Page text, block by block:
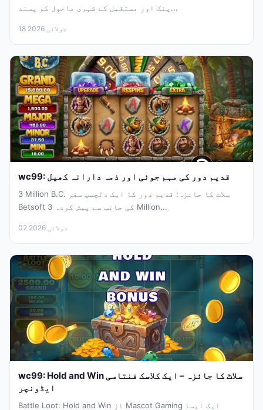
پنک اور مستقبل کے شہری ماحول کو پسند...
18 جولائی 2026
wc99: قدیم دور کی مہم جوئی اور ذمہ دارانہ کھیل
3 Million B.C. سلاٹ کا جائزہ: قدیم دور کا ایک دلچسپ سفر
Betsoft کی جانب سے پیش کردہ 3 Million...
02 جولائی 2026
wc99: Hold and Win سلاٹ کا جائزہ – ایک کلاسک فنتاسی
ایڈونچر
Battle Loot: Hold and Win از Mascot Gaming ایک ایسا